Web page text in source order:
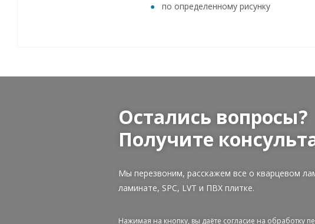
по определенному рисунку
Остались вопросы?
Получите
Мы перезвоним, расскажем все о кварцевом
ламинате, SPC, LVT и ПВХ плитке.
Нажимая на кнопку, вы даёте согласие на обработку